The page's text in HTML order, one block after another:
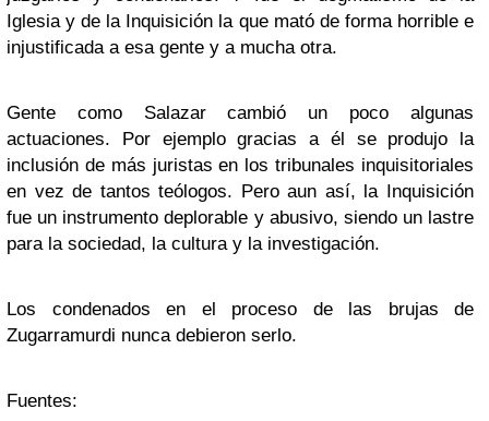
Iglesia y de la Inquisición la que mató de forma horrible e
injustificada a esa gente y a mucha otra.
Gente como Salazar cambió un poco algunas
actuaciones. Por ejemplo gracias a él se produjo la
inclusión de más juristas en los tribunales inquisitoriales
en vez de tantos teólogos. Pero aun así, la Inquisición
fue un instrumento deplorable y abusivo, siendo un lastre
para la sociedad, la cultura y la investigación.
Los condenados en el proceso de las brujas de
Zugarramurdi nunca debieron serlo.
Fuentes: